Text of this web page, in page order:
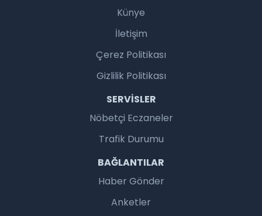
Künye
İletişim
Çerez Politikası
Gizlilik Politikası
SERVISLER
Nöbetçi Eczaneler
Trafik Durumu
BAĞLANTILAR
Haber Gönder
Anketler